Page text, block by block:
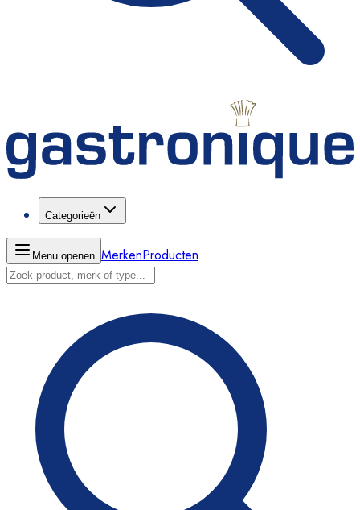
Categorieën
Menu openen MerkenProducten